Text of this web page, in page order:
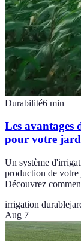
Durabilité6 min
Les
pour votre
Un système
production de votre
Découvrez
irrigation durable
Aug 7